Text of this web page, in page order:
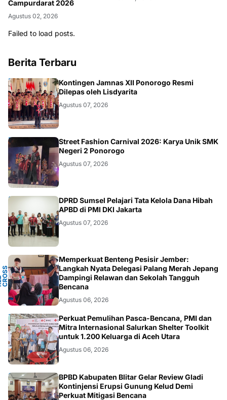
Campurdarat 2026
Agustus 02, 2026
Failed to load posts.
Berita Terbaru
JATIM
Kontingen Jamnas XII Ponorogo Resmi
Dilepas oleh Lisdyarita
Agustus 07, 2026
JATIM
Street Fashion Carnival 2026: Karya Unik SMK
Negeri 2 Ponorogo
Agustus 07, 2026
ANEWS
DPRD Sumsel Pelajari Tata Kelola Dana Hibah
APBD di PMI DKI Jakarta
Agustus 07, 2026
N
S
TY
Memperkuat Benteng Pesisir Jember:
Langkah Nyata Delegasi Palang Merah Jepang
Dampingi Relawan dan Sekolah Tangguh
Bencana
Agustus 06, 2026
ACEH
Perkuat Pemulihan Pasca-Bencana, PMI dan
Mitra Internasional Salurkan Shelter Toolkit
untuk 1.200 Keluarga di Aceh Utara
Agustus 06, 2026
BLITAR
BPBD Kabupaten Blitar Gelar Review Gladi
Kontinjensi Erupsi Gunung Kelud Demi
Perkuat Mitigasi Bencana